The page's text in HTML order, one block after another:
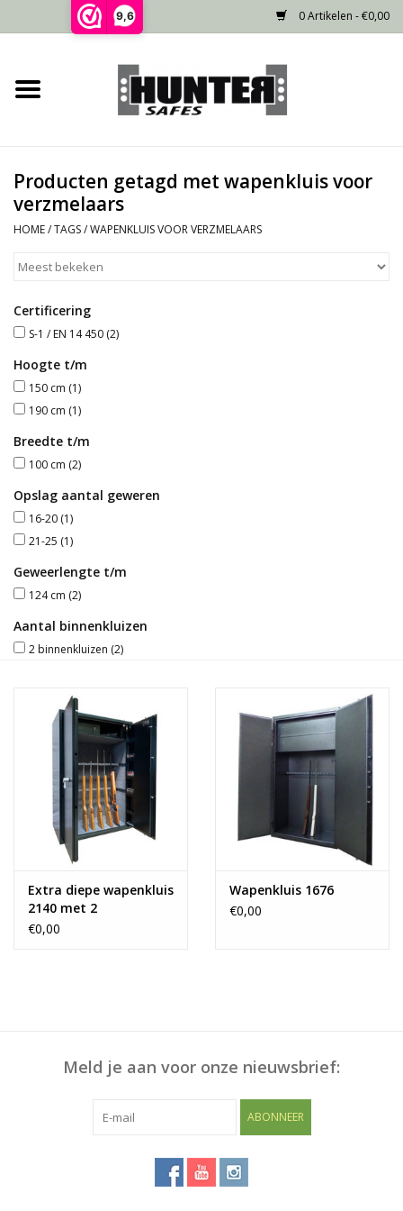
9,6 0 Artikelen - €0,00
Home
Gecertificeerd
Niet gecertificeerd
Recente projecten
Opties
Blog
Producten getagd met wapenkluis voor
verzmelaars
HOME/TAGS/WAPENKLUIS VOOR VERZMELAARS
Certificering
S-1 / EN 14 450 (2)
Hoogte t/m
150 cm (1)
190 cm (1)
Breedte t/m
100 cm (2)
Opslag aantal geweren
16-20 (1)
21-25 (1)
Geweerlengte t/m
124 cm (2)
Aantal binnenkluizen
2 binnenkluizen (2)
Extra diepe wapenkluis
2140 met 2
binnenkluizen
€0,00
Wapenkluis 1676
€0,00
Meld je aan voor onze nieuwsbrief:
ABONNEER